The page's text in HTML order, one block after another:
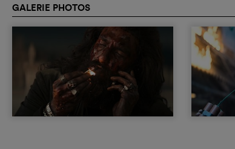
GALERIE PHOTOS